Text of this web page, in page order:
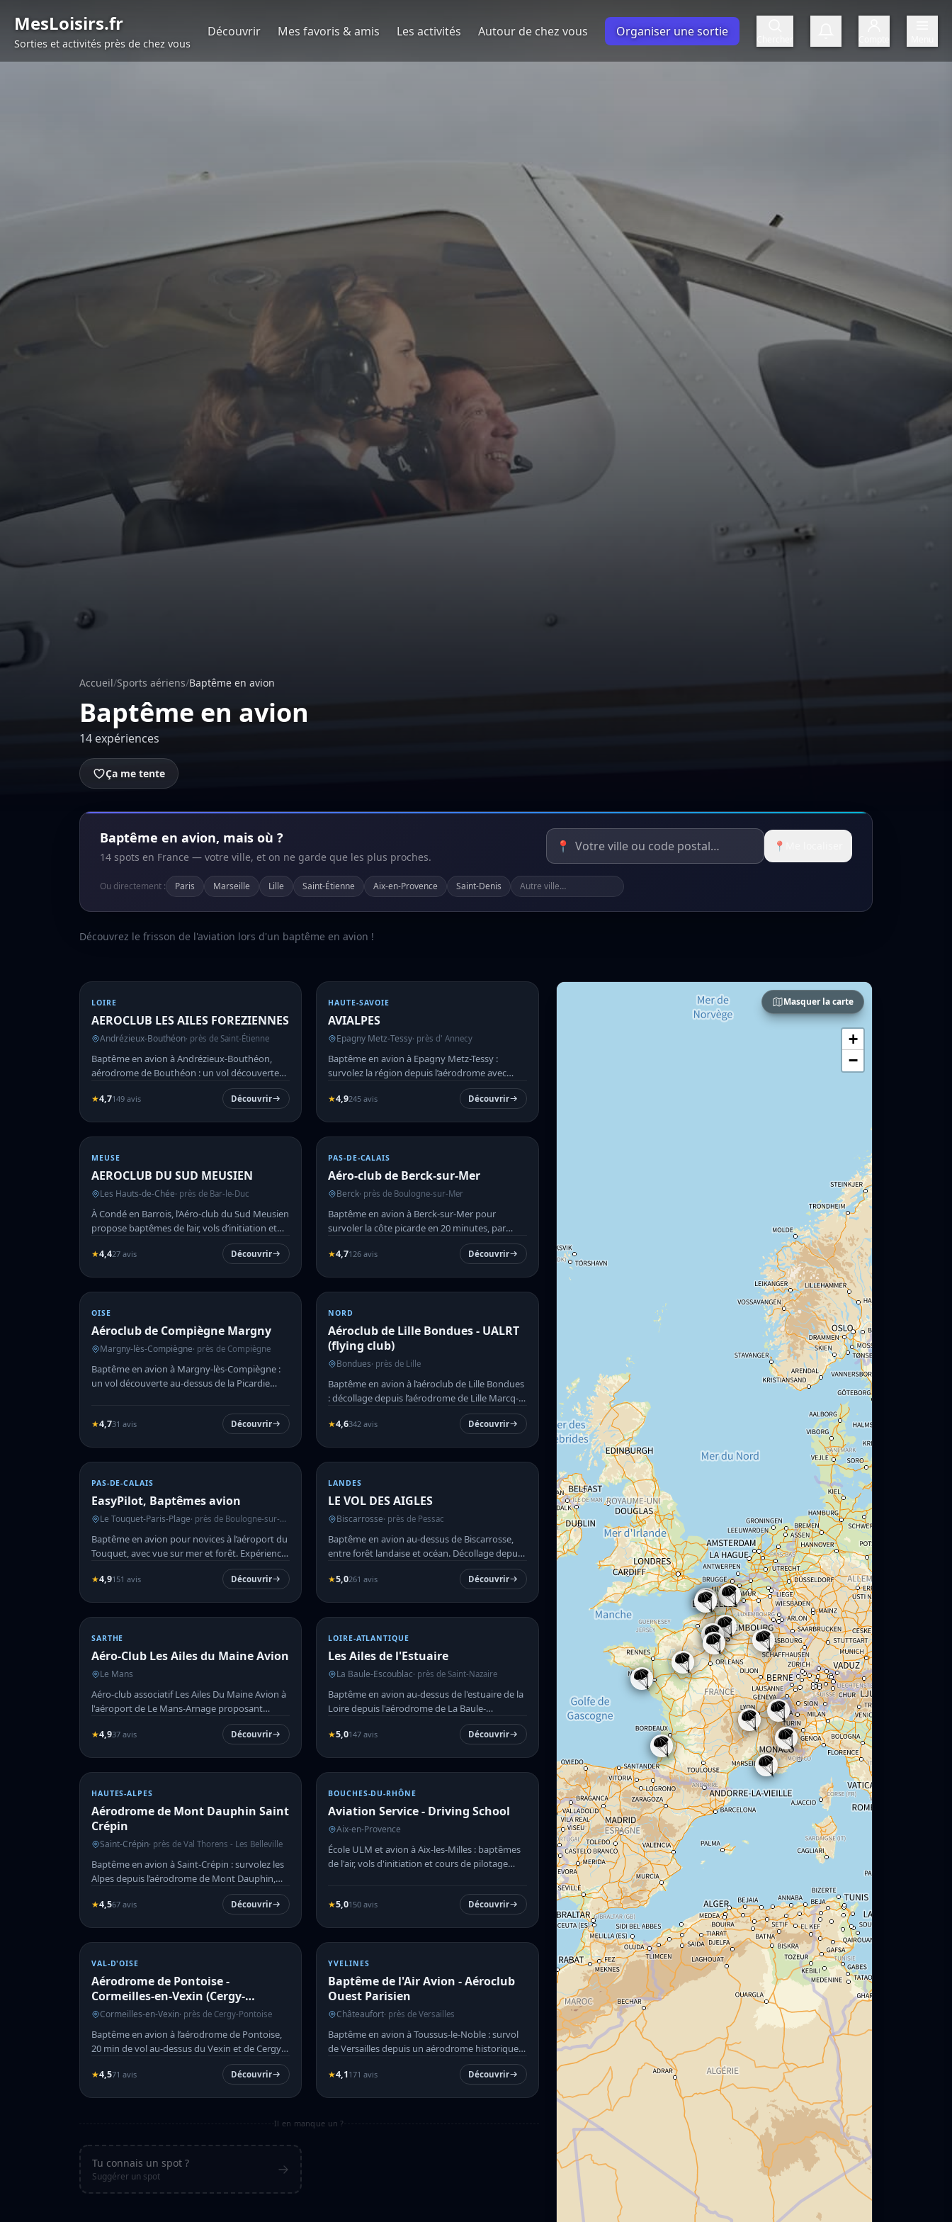
MesLoisirs.fr
Sorties et activités près de chez vous
Découvrir Mes favoris & amis Les activités Autour de chez vous Organiser une sortie
Accueil/Sports aériens/Baptême en avion
Baptême en avion
14 expériences
Ça me tente
Baptême en avion, mais où ?
14 spots en France — votre ville, et on ne garde que les plus proches.
📍 📍
Ou directement : Paris Marseille Lille Saint-Étienne Aix-en-Provence Saint-Denis
Découvrez le frisson de l'aviation lors d'un baptême en avion !
Masquer la carte
🪂 🪂
🪂
🪂
🪂
🪂
🪂
🪂
🪂
🪂
🪂
🪂
🪂
🪂
+
−
LOIRE
AEROCLUB LES AILES FOREZIENNES
Andrézieux-Bouthéon· près de Saint-Étienne
Baptême en avion à Andrézieux-Bouthéon,
aérodrome de Bouthéon : un vol découverte
★4,7149 avis Découvrir
HAUTE-SAVOIE
AVIALPES
Epagny Metz-Tessy· près d' Annecy
Baptême en avion à Epagny Metz-Tessy :
survolez la région depuis l’aérodrome avec
★4,9245 avis Découvrir
MEUSE
AEROCLUB DU SUD MEUSIEN
Les Hauts-de-Chée· près de Bar-le-Duc
À Condé en Barrois, l’Aéro-club du Sud Meusien
propose baptêmes de l’air, vols d’initiation et
★4,427 avis Découvrir
PAS-DE-CALAIS
Aéro-club de Berck-sur-Mer
Berck· près de Boulogne-sur-Mer
Baptême en avion à Berck-sur-Mer pour
survoler la côte picarde en 20 minutes, par
★4,7126 avis Découvrir
OISE
Aéroclub de Compiègne Margny
Margny-lès-Compiègne· près de Compiègne
Baptême en avion à Margny-lès-Compiègne :
un vol découverte au-dessus de la Picardie
★4,731 avis Découvrir
NORD
Aéroclub de Lille Bondues - UALRT
(flying club)
Bondues· près de Lille
Baptême en avion à l’aéroclub de Lille Bondues
: décollage depuis l’aérodrome de Lille Marcq-
★4,6342 avis Découvrir
PAS-DE-CALAIS
EasyPilot, Baptêmes avion
Le Touquet-Paris-Plage · près de Boulogne-sur-Mer
Baptême en avion pour novices à l’aéroport du
Touquet, avec vue sur mer et forêt. Expérience
★4,9151 avis Découvrir
LANDES
LE VOL DES AIGLES
Biscarrosse· près de Pessac
Baptême en avion au-dessus de Biscarrosse,
entre forêt landaise et océan. Décollage depuis
★5,0261 avis Découvrir
SARTHE
Aéro-Club Les Ailes du Maine Avion
Le Mans
Aéro-club associatif Les Ailes Du Maine Avion à
l'aéroport de Le Mans-Arnage proposant
★4,937 avis Découvrir
LOIRE-ATLANTIQUE
Les Ailes de l'Estuaire
La Baule-Escoublac· près de Saint-Nazaire
Baptême en avion au-dessus de l'estuaire de la
Loire depuis l'aérodrome de La Baule-
★5,0147 avis Découvrir
HAUTES-ALPES
Aérodrome de Mont Dauphin Saint
Crépin
Saint-Crépin· près de Val Thorens - Les Belleville
Baptême en avion à Saint-Crépin : survolez les
Alpes depuis l’aérodrome de Mont Dauphin,
★4,567 avis Découvrir
BOUCHES-DU-RHÔNE
Aviation Service - Driving School
Aix-en-Provence
École ULM et avion à Aix-les-Milles : baptêmes
de l'air, vols d'initiation et cours de pilotage
★5,0150 avis Découvrir
VAL-D'OISE
Aérodrome de Pontoise -
Cormeilles-en-Vexin (Cergy-
Pontoise)
Cormeilles-en-Vexin· près de Cergy-Pontoise
Baptême en avion à l’aérodrome de Pontoise,
20 min de vol au-dessus du Vexin et de Cergy-
★4,571 avis Découvrir
YVELINES
Baptême de l'Air Avion - Aéroclub
Ouest Parisien
Châteaufort· près de Versailles
Baptême en avion à Toussus-le-Noble : survol
de Versailles depuis un aérodrome historique,
★4,1171 avis Découvrir
Il en manque un ?
Tu connais un spot ?
Suggérer un spot